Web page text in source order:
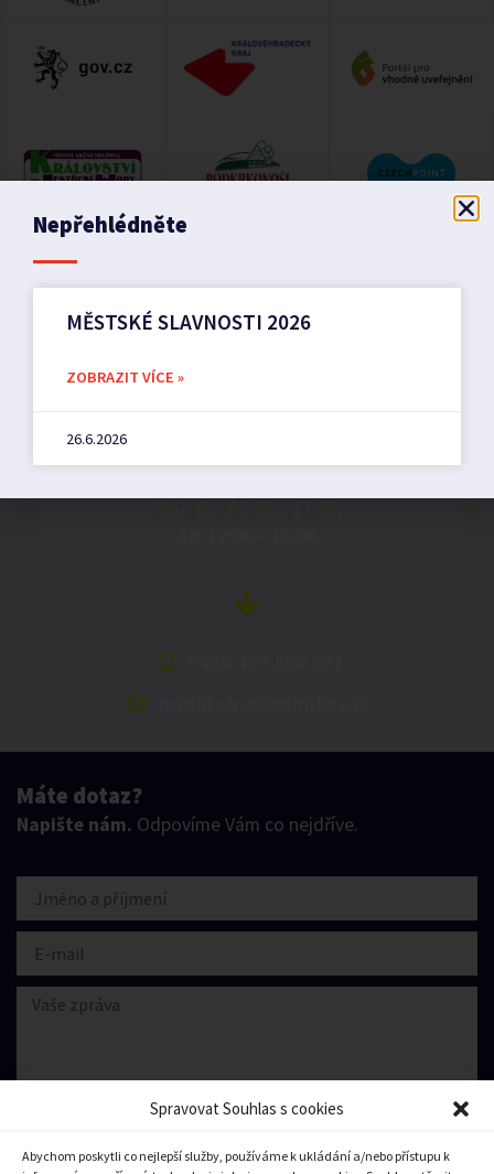
Spravovat Souhlas s cookies
Abychom poskytli co nejlepší služby, používáme k ukládání a/nebo přístupu k
Město Pilníkov
MěU: Po: 08:00 – 17:00,
Máte dotaz?
Napište nám. Odpovíme Vám co nejdříve.
Nepřehlédněte
MĚSTSKÉ SLAVNOSTI 2026
ZOBRAZIT VÍCE »
26.6.2026